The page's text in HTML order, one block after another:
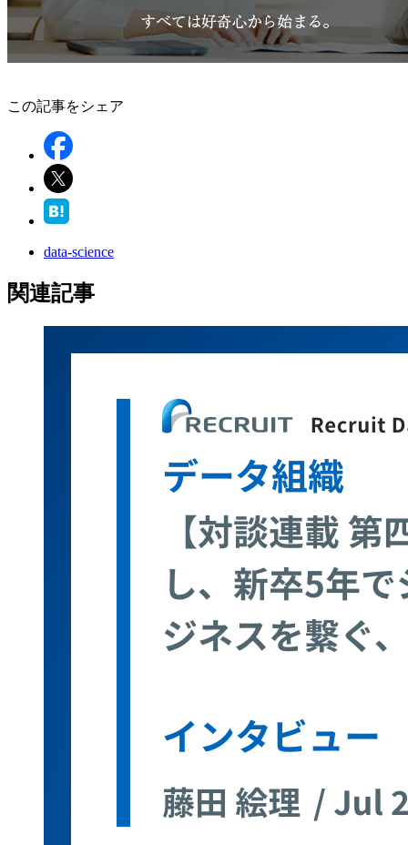
この記事をシェア
data-science
関連記事